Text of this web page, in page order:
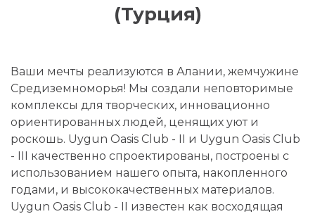
(Турция)
Ваши мечты реализуются в Алании, жемчужине
Средиземноморья! Мы создали неповторимые
комплексы для творческих, инновационно
ориентированных людей, ценящих уют и
роскошь. Uygun Oasis Club - II и Uygun Oasis Club
- III качественно спроектированы, построены с
использованием нашего опыта, накопленного
годами, и высококачественных материалов.
Uygun Oasis Club - II известен как восходящая